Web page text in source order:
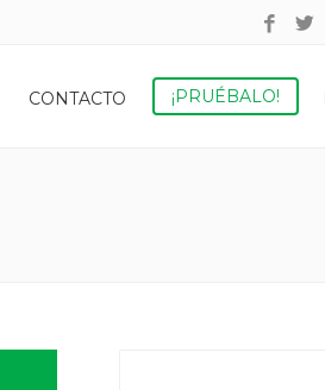
CONTACTO ¡PRUÉBALO!